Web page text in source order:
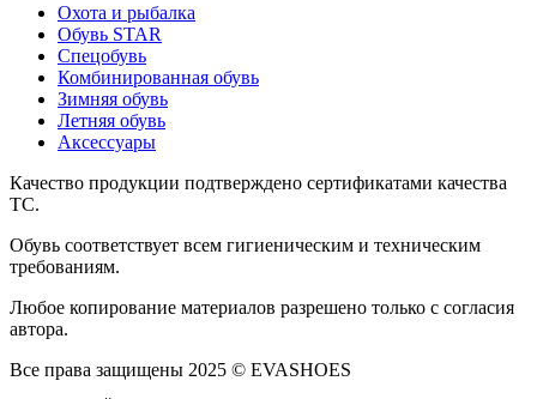
Охота и рыбалка
Обувь STAR
Спецобувь
Комбинированная обувь
Зимняя обувь
Летняя обувь
Аксессуары
Качество продукции подтверждено сертификатами качества
ТС.
Обувь соответствует всем гигиеническим и техническим
требованиям.
Любое копирование материалов разрешено только с согласия
автора.
Все права защищены 2025 © EVASHOES